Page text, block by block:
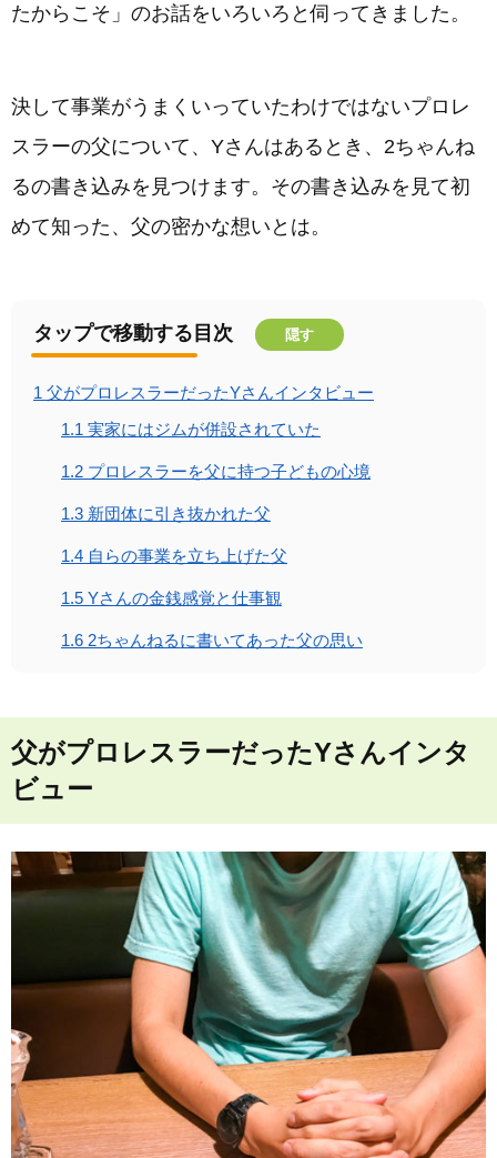
たからこそ」のお話をいろいろと伺ってきました。
決して事業がうまくいっていたわけではないプロレ
スラーの父について、Yさんはあるとき、2ちゃんね
るの書き込みを見つけます。その書き込みを見て初
めて知った、父の密かな想いとは。
タップで移動する目次 隠す
1 父がプロレスラーだったYさんインタビュー
1.1 実家にはジムが併設されていた
1.2 プロレスラーを父に持つ子どもの心境
1.3 新団体に引き抜かれた父
1.4 自らの事業を立ち上げた父
1.5 Yさんの金銭感覚と仕事観
1.6 2ちゃんねるに書いてあった父の思い
父がプロレスラーだったYさんインタ
ビュー